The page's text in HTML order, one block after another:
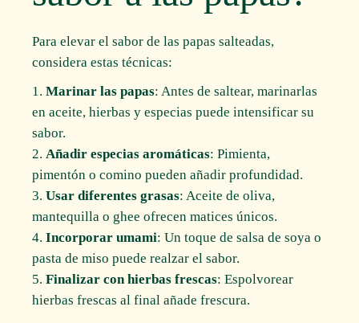
Para elevar el sabor de las papas salteadas,
considera estas técnicas:
Marinar las papas: Antes de saltear, marinarlas
en aceite, hierbas y especias puede intensificar su
sabor.
Añadir especias aromáticas: Pimienta,
pimentón o comino pueden añadir profundidad.
Usar diferentes grasas: Aceite de oliva,
mantequilla o ghee ofrecen matices únicos.
Incorporar umami: Un toque de salsa de soya o
pasta de miso puede realzar el sabor.
Finalizar con hierbas frescas: Espolvorear
hierbas frescas al final añade frescura.